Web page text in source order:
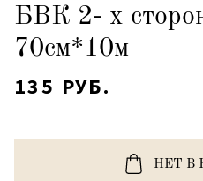
БВК 2- х
70см*10м
135 РУБ.
НЕТ В